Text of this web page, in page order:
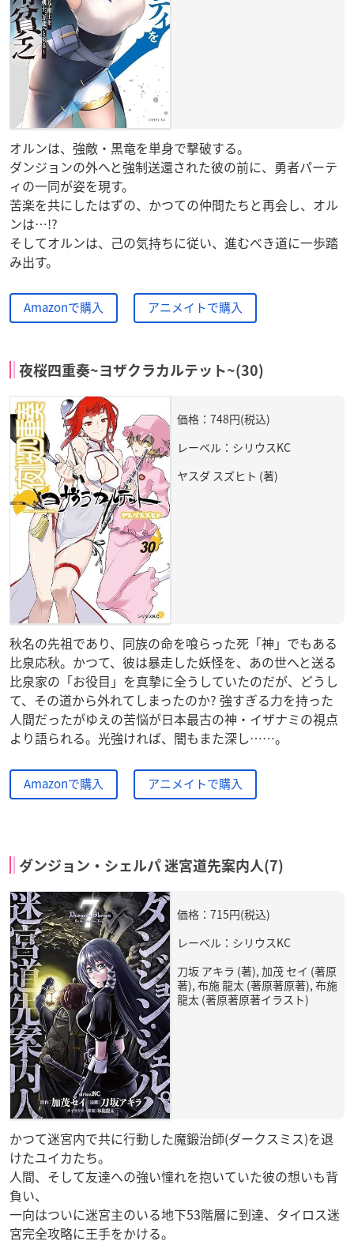
オルンは、強敵・黒竜を単身で撃破する。
ダンジョンの外へと強制送還された彼の前に、勇者パーテ
ィの一同が姿を現す。
苦楽を共にしたはずの、かつての仲間たちと再会し、オル
ンは…!?
そしてオルンは、己の気持ちに従い、進むべき道に一歩踏
み出す。
Amazonで購入 アニメイトで購入
夜桜四重奏~ヨザクラカルテット~(30)
価格：748円(税込)
レーベル：シリウスKC
ヤスダ スズヒト (著)
秋名の先祖であり、同族の命を喰らった死「神」でもある
比泉応秋。かつて、彼は暴走した妖怪を、あの世へと送る
比泉家の「お役目」を真摯に全うしていたのだが、どうし
て、その道から外れてしまったのか? 強すぎる力を持った
人間だったがゆえの苦悩が日本最古の神・イザナミの視点
より語られる。光強ければ、闇もまた深し……。
Amazonで購入 アニメイトで購入
ダンジョン・シェルパ 迷宮道先案内人(7)
価格：715円(税込)
レーベル：シリウスKC
刀坂 アキラ (著), 加茂 セイ (著原
著), 布施 龍太 (著原著原著), 布施
龍太 (著原著原著イラスト)
かつて迷宮内で共に行動した魔鍛治師(ダークスミス)を退
けたユイカたち。
人間、そして友達への強い憧れを抱いていた彼の想いも背
負い、
一向はついに迷宮主のいる地下53階層に到達、タイロス迷
宮完全攻略に王手をかける。